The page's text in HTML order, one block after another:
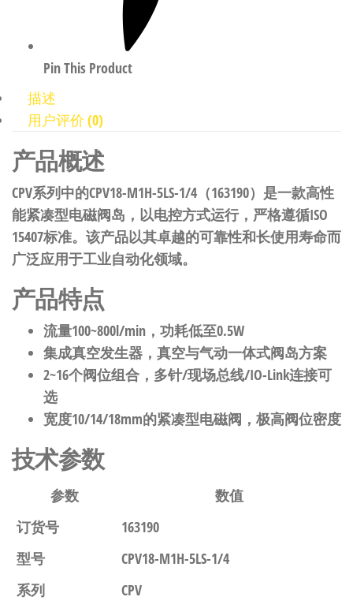
Pin This Product
描述
用户评价 (0)
产品概述
CPV系列中的CPV18-M1H-5LS-1/4（163190）是一款高性
能紧凑型电磁阀岛，以电控方式运行，严格遵循ISO
15407标准。该产品以其卓越的可靠性和长使用寿命而
广泛应用于工业自动化领域。
产品特点
流量100~800l/min，功耗低至0.5W
集成真空发生器，真空与气动一体式阀岛方案
2~16个阀位组合，多针/现场总线/IO-Link连接可
选
宽度10/14/18mm的紧凑型电磁阀，极高阀位密度
技术参数
参数
数值
订货号
163190
型号
CPV18-M1H-5LS-1/4
系列
CPV